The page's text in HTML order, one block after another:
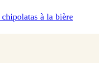
à la bière